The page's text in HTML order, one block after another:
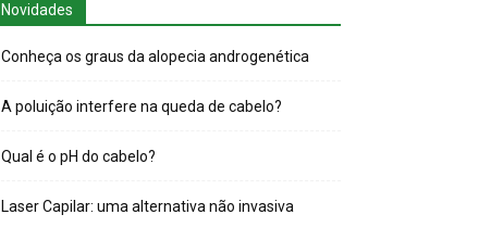
Novidades
Conheça os graus da alopecia androgenética
A poluição interfere na queda de cabelo?
Qual é o pH do cabelo?
Laser Capilar: uma alternativa não invasiva